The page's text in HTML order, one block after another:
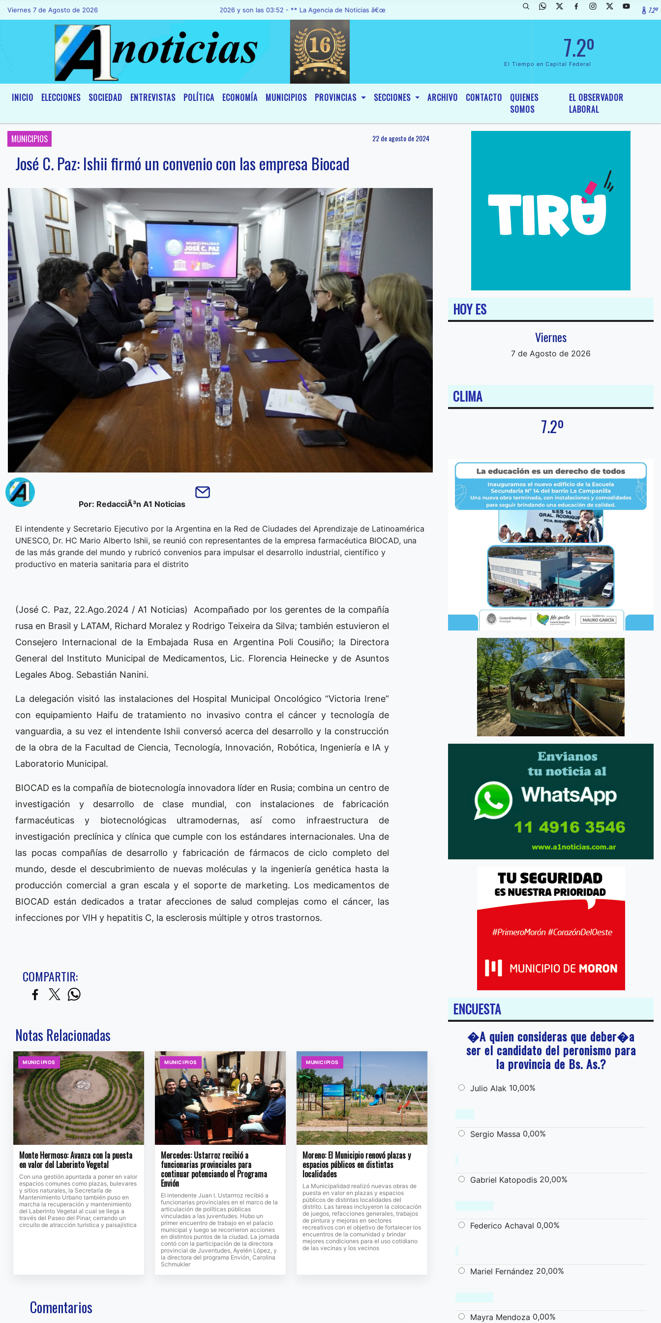
Viernes 7 de Agosto de 2026Hoy es Viernes 7 de Agosto de 2026 y son las 03:52 - ** La Agencia de Noticias â€œA1 Noticiasâ€, fue declarada de InterÃ©s General y Legislativo, por Ordenanza NÂº 6236/19 del7.2º
7.2º
El Tiempo en Capital Federal
INICIO ELECCIONES SOCIEDAD ENTREVISTAS POLÍTICA ECONOMÍA MUNICIPIOS PROVINCIAS SECCIONES ARCHIVO CONTACTO
QUIENES
SOMOS
EL OBSERVADOR
LABORAL
MUNICIPIOS 22 de agosto de 2024
José C. Paz: Ishii firmó un convenio con las empresa Biocad
Por: RedacciÃ³n A1 Noticias
El intendente y Secretario Ejecutivo por la Argentina en la Red de Ciudades del Aprendizaje de Latinoamérica
UNESCO, Dr. HC Mario Alberto Ishii, se reunió con representantes de la empresa farmacéutica BIOCAD, una
de las más grande del mundo y rubricó convenios para impulsar el desarrollo industrial, científico y
productivo en materia sanitaria para el distrito
(José C. Paz, 22.Ago.2024 / A1 Noticias) Acompañado por los gerentes de la compañía
rusa en Brasil y LATAM, Richard Moralez y Rodrigo Teixeira da Silva; también estuvieron el
Consejero Internacional de la Embajada Rusa en Argentina Poli Cousiño; la Directora
General del Instituto Municipal de Medicamentos, Lic. Florencia Heinecke y de Asuntos
Legales Abog. Sebastián Nanini.
La delegación visitó las instalaciones del Hospital Municipal Oncológico “Victoria Irene”
con equipamiento Haifu de tratamiento no invasivo contra el cáncer y tecnología de
vanguardia, a su vez el intendente Ishii conversó acerca del desarrollo y la construcción
de la obra de la Facultad de Ciencia, Tecnología, Innovación, Robótica, Ingeniería e IA y
Laboratorio Municipal.
BIOCAD es la compañía de biotecnología innovadora líder en Rusia; combina un centro de
investigación y desarrollo de clase mundial, con instalaciones de fabricación
farmacéuticas y biotecnológicas ultramodernas, así como infraestructura de
investigación preclínica y clínica que cumple con los estándares internacionales. Una de
las pocas compañías de desarrollo y fabricación de fármacos de ciclo completo del
mundo, desde el descubrimiento de nuevas moléculas y la ingeniería genética hasta la
producción comercial a gran escala y el soporte de marketing. Los medicamentos de
BIOCAD están dedicados a tratar afecciones de salud complejas como el cáncer, las
infecciones por VIH y hepatitis C, la esclerosis múltiple y otros trastornos.
COMPARTIR:
Notas Relacionadas
MUNICIPIOS
Monte Hermoso: Avanza con la puesta
en valor del Laberinto Vegetal
Con una gestión apuntada a poner en valor
espacios comunes como plazas, bulevares
y sitios naturales, la Secretaría de
Mantenimiento Urbano también puso en
marcha la recuperación y mantenimiento
del Laberinto Vegetal al cual se llega a
través del Paseo del Pinar, cerrando un
circuito de atracción turística y paisajística
MUNICIPIOS
Mercedes: Ustarroz recibió a
funcionarias provinciales para
continuar potenciando el Programa
Envión
El intendente Juan I. Ustarrroz recibió a
funcionarias provinciales en el marco de la
articulación de políticas públicas
vinculadas a las juventudes. Hubo un
primer encuentro de trabajo en el palacio
municipal y luego se recorrieron acciones
en distintos puntos de la ciudad. La jornada
contó con la participación de la directora
provincial de Juventudes, Ayelén López, y
la directora del programa Envión, Carolina
Schmukler
MUNICIPIOS
Moreno: El Municipio renovó plazas y
espacios públicos en distintas
localidades
La Municipalidad realizó nuevas obras de
puesta en valor en plazas y espacios
públicos de distintas localidades del
distrito. Las tareas incluyeron la colocación
de juegos, refacciones generales, trabajos
de pintura y mejoras en sectores
recreativos con el objetivo de fortalecer los
encuentros de la comunidad y brindar
mejores condiciones para el uso cotidiano
de las vecinas y los vecinos
Comentarios
HOY ES
Viernes
7 de Agosto de 2026
CLIMA
7.2º
ENCUESTA
�A quien consideras que deber�a
ser el candidato del peronismo para
la provincia de Bs. As.?
Julio Alak 10,00%
Sergio Massa 0,00%
Gabriel Katopodis 20,00%
Federico Achaval 0,00%
Mariel Fernández 20,00%
Mayra Mendoza 0,00%